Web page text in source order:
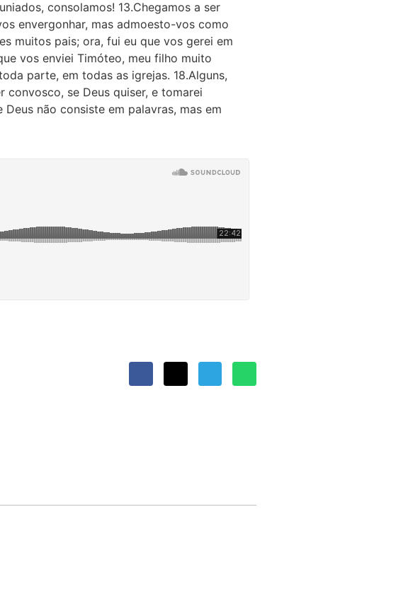
consolamos! 13.Chegamos a ser
envergonhar, mas admoesto-vos como
muitos pais; ora, fui eu que vos gerei em
vos enviei Timóteo, meu filho muito
parte, em todas as igrejas. 18.Alguns,
convosco, se Deus quiser, e tomarei
não consiste em palavras, mas em